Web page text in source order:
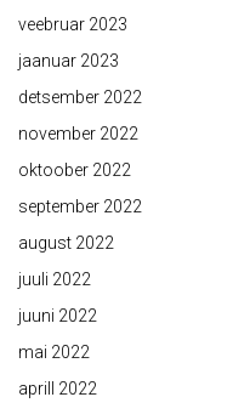
veebruar 2023
jaanuar 2023
detsember 2022
november 2022
oktoober 2022
september 2022
august 2022
juuli 2022
juuni 2022
mai 2022
aprill 2022